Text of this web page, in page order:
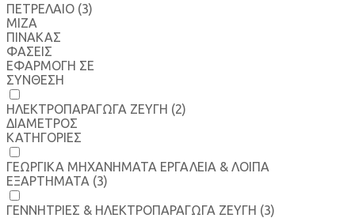
ΠΕΤΡΕΛΑΙΟ (3)
MIZA
ΠΙΝΑΚΑΣ
ΦΑΣΕΙΣ
ΕΦΑΡΜΟΓΗ ΣΕ
ΣΥΝΘΕΣΗ
ΗΛΕΚΤΡΟΠΑΡΑΓΩΓΑ ΖΕΥΓΗ (2)
ΔΙΑΜΕΤΡΟΣ
ΚΑΤΗΓΟΡΙΕΣ
ΓΕΩΡΓΙΚΑ ΜΗΧΑΝΗΜΑΤΑ ΕΡΓΑΛΕΙΑ & ΛΟΙΠΑ
ΕΞΑΡΤΗΜΑΤΑ (3)
ΓΕΝΝΗΤΡΙΕΣ & ΗΛΕΚΤΡΟΠΑΡΑΓΩΓΑ ΖΕΥΓΗ (3)